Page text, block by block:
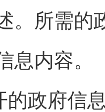
。所需的
息内容。
的政府信